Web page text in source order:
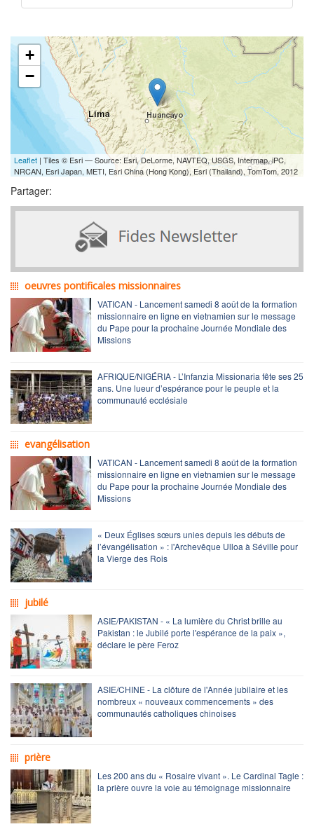
+
−
Leaflet | Tiles © Esri — Source: Esri, DeLorme, NAVTEQ, USGS, Intermap, iPC,
NRCAN, Esri Japan, METI, Esri China (Hong Kong), Esri (Thailand), TomTom, 2012
Partager:
oeuvres pontificales missionnaires
VATICAN - Lancement samedi 8 août de la formation
missionnaire en ligne en vietnamien sur le message
du Pape pour la prochaine Journée Mondiale des
Missions
AFRIQUE/NIGÉRIA - L’Infanzia Missionaria fête ses 25
ans. Une lueur d’espérance pour le peuple et la
communauté ecclésiale
evangélisation
VATICAN - Lancement samedi 8 août de la formation
missionnaire en ligne en vietnamien sur le message
du Pape pour la prochaine Journée Mondiale des
Missions
« Deux Églises sœurs unies depuis les débuts de
l’évangélisation » : l'Archevêque Ulloa à Séville pour
la Vierge des Rois
jubilé
ASIE/PAKISTAN - « La lumière du Christ brille au
Pakistan : le Jubilé porte l'espérance de la paix »,
déclare le père Feroz
ASIE/CHINE - La clôture de l'Année jubilaire et les
nombreux « nouveaux commencements » des
communautés catholiques chinoises
prière
Les 200 ans du « Rosaire vivant ». Le Cardinal Tagle :
la prière ouvre la voie au témoignage missionnaire